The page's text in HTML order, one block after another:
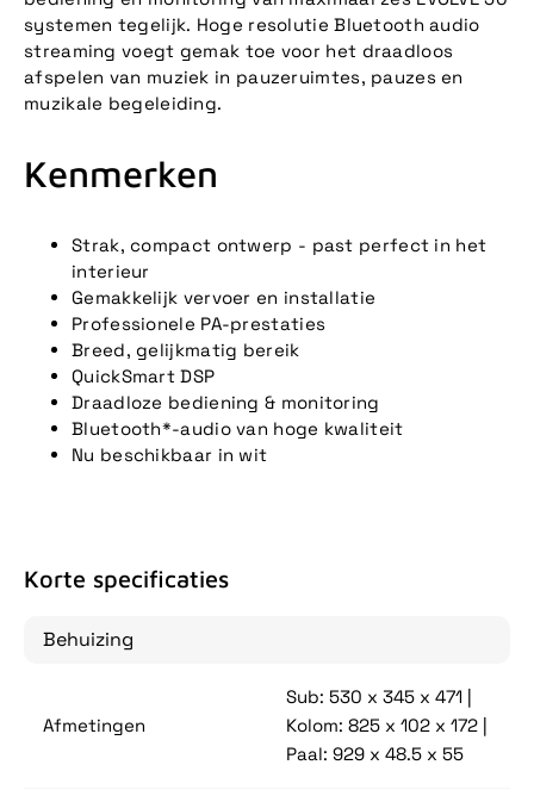
systemen tegelijk. Hoge resolutie Bluetooth audio
streaming voegt gemak toe voor het draadloos
afspelen van muziek in pauzeruimtes, pauzes en
muzikale begeleiding.
Kenmerken
Strak, compact ontwerp - past perfect in het
interieur
Gemakkelijk vervoer en installatie
Professionele PA-prestaties
Breed, gelijkmatig bereik
QuickSmart DSP
Draadloze bediening & monitoring
Bluetooth*-audio van hoge kwaliteit
Nu beschikbaar in wit
Korte specificaties
Behuizing
Afmetingen
Sub: 530 x 345 x 471 |
Kolom: 825 x 102 x 172 |
Paal: 929 x 48.5 x 55